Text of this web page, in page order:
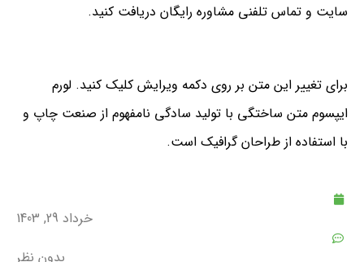
سایت و تماس تلفنی مشاوره رایگان دریافت کنید.
برای تغییر این متن بر روی دکمه ویرایش کلیک کنید. لورم
ایپسوم متن ساختگی با تولید سادگی نامفهوم از صنعت چاپ و
با استفاده از طراحان گرافیک است.
خرداد 29, 1403
بدون نظر